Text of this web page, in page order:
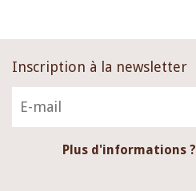
Inscription à la newsletter
Plus d'informations ?